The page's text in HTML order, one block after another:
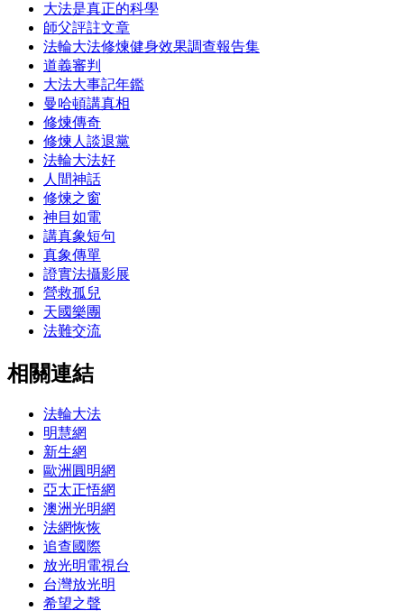
大法是真正的科學
師父評註文章
法輪大法修煉健身效果調查報告集
道義審判
大法大事記年鑑
曼哈頓講真相
修煉傳奇
修煉人談退黨
法輪大法好
人間神話
修煉之窗
神目如電
講真象短句
真象傳單
證實法攝影展
營救孤兒
天國樂團
法難交流
相關連結
法輪大法
明慧網
新生網
歐洲圓明網
亞太正悟網
澳洲光明網
法網恢恢
追查國際
放光明電視台
台灣放光明
希望之聲